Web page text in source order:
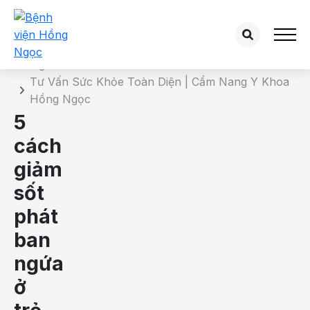
Chi tiết bài tư vấn
Tư Vấn Sức Khỏe Toàn Diện | Cẩm Nang Y Khoa
Hồng Ngọc
5
cách
giảm
sốt
phát
ban
ngứa
ở